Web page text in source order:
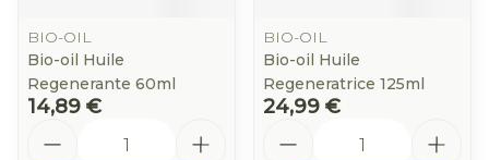
BIO-OIL
Bio-oil Huile
Regenerante 60ml
14,89 €
BIO-OIL
Bio-oil Huile
Regeneratrice 125ml
24,99 €